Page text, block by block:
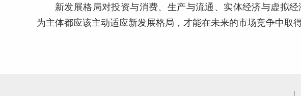
新发展格局对投资与消费、生产与流通、实体经济与虚拟
为主体都应该主动适应新发展格局，才能在未来的市场竞争中取得